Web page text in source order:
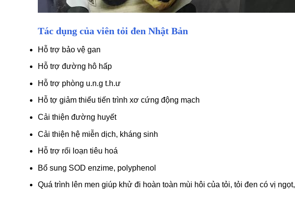
Tác dụng của viên tỏi đen Nhật Bản
Hỗ trợ bảo vệ gan
Hỗ trợ đường hô hấp
Hỗ trợ phòng u.n.g t.h.ư
Hỗ tợ giảm thiểu tiến trình xơ cứng động mạch
Cải thiện đường huyết
Cải thiện hệ miễn dịch, kháng sinh
Hỗ trợ rối loạn tiêu hoá
Bổ sung SOD enzime, polyphenol
Quá trình lên men giúp khử đi hoàn toàn mùi hôi của tỏi, tỏi đen có vị ngọt,